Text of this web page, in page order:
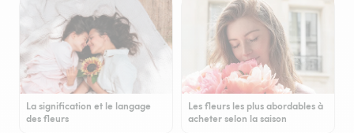
La signification et le langage
des fleurs
Les fleurs les plus abordables à
acheter selon la saison